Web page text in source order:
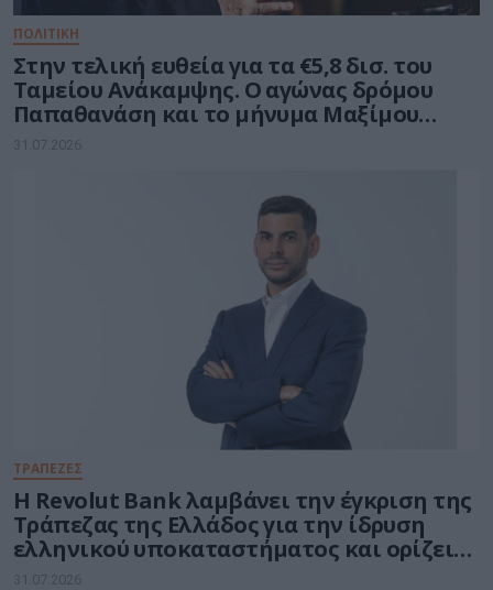
ΠΟΛΙΤΙΚΗ
Στην τελική ευθεία για τα €5,8 δισ. του
Ταμείου Ανάκαμψης. Ο αγώνας δρόμου
Παπαθανάση και το μήνυμα Μαξίμου
στους υπουργούς
31.07.2026
ΤΡΑΠΕΖΕΣ
Η Revolut Bank λαμβάνει την έγκριση της
Τράπεζας της Ελλάδος για την ίδρυση
ελληνικού υποκαταστήματος και ορίζει
τον Βασίλη Αμεράνη Γενικό Διευθυντή
31.07.2026